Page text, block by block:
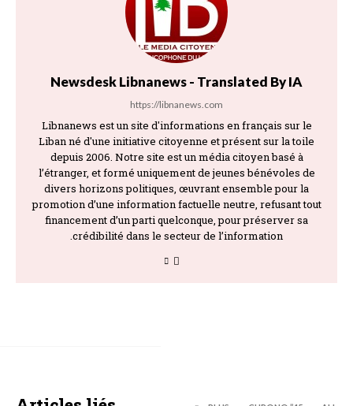
Newsdesk Libnanews - Translated By IA
https://libnanews.com
Libnanews est un site d'informations en français sur le
Liban né d'une initiative citoyenne et présent sur la toile
depuis 2006. Notre site est un média citoyen basé à
l’étranger, et formé uniquement de jeunes bénévoles de
divers horizons politiques, œuvrant ensemble pour la
promotion d’une information factuelle neutre, refusant tout
financement d’un parti quelconque, pour préserver sa
crédibilité dans le secteur de l’information.